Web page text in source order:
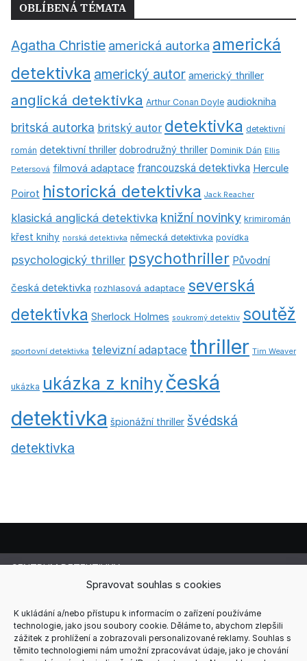
Spravovat souhlas s cookies
K ukládání a/nebo přístupu k informacím o zařízení používáme
technologie, jako jsou soubory cookie. Děláme to, abychom zlepšili
zážitek z prohlížení a zobrazovali personalizované reklamy. Souhlas s
těmito technologiemi nám umožní zpracovávat údaje, jako je chování
OBLÍBENÁ TÉMATA
Agatha Christie americká autorka americká
detektivka americký autor americký thriller
anglická detektivka Arthur Conan Doyle audiokniha
britská autorka britský autor detektivka detektivní
román detektivní thriller dobrodružný thriller Dominik Dán Ellis
Petersová filmová adaptace francouzská detektivka Hercule
Poirot historická detektivka Jack Reacher
klasická anglická detektivka knižní novinky krimiromán
křest knihy norská detektivka německá detektivka povídka
psychologický thriller psychothriller Původní
česká detektivka rozhlasová adaptace severská
detektivka Sherlock Holmes soukromý detektiv soutěž
sportovní detektivka televizní adaptace thriller Tim Weaver
ukázka ukázka z knihy česká
detektivka špionážní thriller švédská
detektivka
CENTRUM DETEKTIVKY
Lucie Cermanová
Telefon: +420 607 856 085
E-mail: redakce@centrum-detektivky.cz
Jakékoliv přebírání obsahu povoleno pouze s písemným
souhlasem redakce.